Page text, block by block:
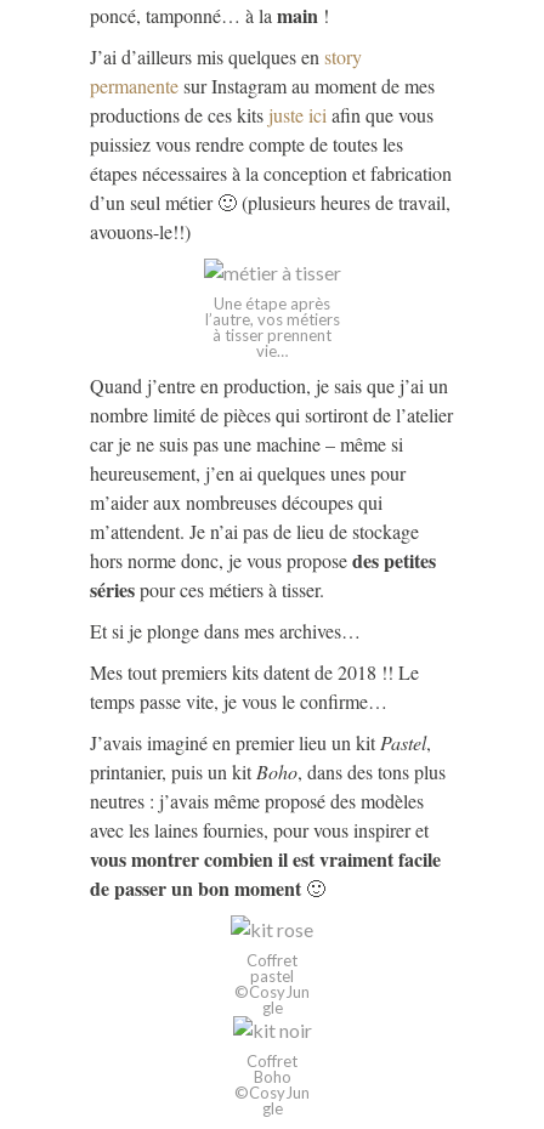
poncé, tamponné… à la main !
J’ai d’ailleurs mis quelques en story
permanentesur Instagram au moment de mes
productions de ces kits juste ici afin que vous
puissiez vous rendre compte de toutes les
étapes nécessaires à la conception et fabrication
d’un seul métier 🙂 (plusieurs heures de travail,
avouons-le!!)
Une étape après
l’autre, vos métiers
à tisser prennent
vie…
Quand j’entre en production, je sais que j’ai un
nombre limité de pièces qui sortiront de l’atelier
car je ne suis pas une machine – même si
heureusement, j’en ai quelques unes pour
m’aider aux nombreuses découpes qui
m’attendent. Je n’ai pas de lieu de stockage
hors norme donc, je vous proposedes petites
sériespour ces métiers à tisser.
Et si je plonge dans mes archives…
Mes tout premiers kits datent de 2018 !! Le
temps passe vite, je vous le confirme…
J’avais imaginé en premier lieu un kit Pastel,
printanier, puis un kit Boho, dans des tons plus
neutres : j’avais même proposé des modèles
avec les laines fournies, pour vous inspirer et
vous montrer combien il est vraiment facile
de passer un bon moment 🙂
Coffret
pastel
©CosyJun
gle
Coffret
Boho
©CosyJun
gle